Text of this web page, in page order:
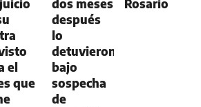
el
que
dos meses
después
lo
detuvieron
bajo
sospecha
de
Rosario